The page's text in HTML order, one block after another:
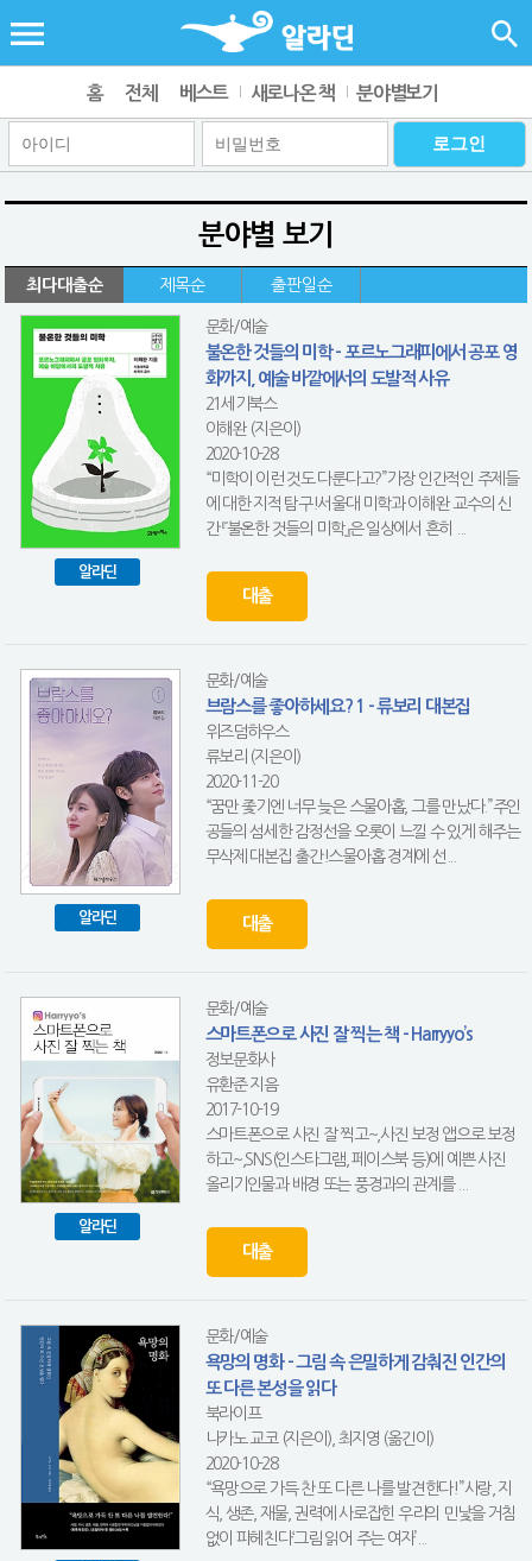
홈 전체 베스트 새로나온 책 분야별보기
분야별 보기
최다대출순 제목순 출판일순
알라딘
문화/예술
불온한 것들의 미학 - 포르노그래피에서 공포 영
화까지, 예술 바깥에서의 도발적 사유
21세기북스
이해완 (지은이)
2020-10-28
“미학이 이런 것도 다룬다고?”가장 인간적인 주제들
에 대한 지적 탐구!서울대 미학과 이해완 교수의 신
간 『불온한 것들의 미학』은 일상에서 흔히 ...
대출
알라딘
문화/예술
브람스를 좋아하세요? 1 - 류보리 대본집
위즈덤하우스
류보리 (지은이)
2020-11-20
“꿈만 좇기엔 너무 늦은 스물아홉, 그를 만났다.”주인
공들의 섬세한 감정선을 오롯이 느낄 수 있게 해주는
무삭제 대본집 출간!스물아홉 경계에 선...
대출
알라딘
문화/예술
스마트폰으로 사진 잘 찍는 책 - Harryyo’s
정보문화사
유환준 지음
2017-10-19
스마트폰으로 사진 잘 찍고~,사진 보정 앱으로 보정
하고~,SNS(인스타그램, 페이스북 등)에 예쁜 사진
올리기인물과 배경 또는 풍경과의 관계를 ...
대출
문화/예술
욕망의 명화 - 그림 속 은밀하게 감춰진 인간의
또 다른 본성을 읽다
북라이프
나카노 교코 (지은이), 최지영 (옮긴이)
2020-10-28
“욕망으로 가득 찬 또 다른 나를 발견한다!”사랑, 지
식, 생존, 재물, 권력에 사로잡힌 우리의 민낯을 거침
없이 파헤친다‘그림 읽어 주는 여자’...